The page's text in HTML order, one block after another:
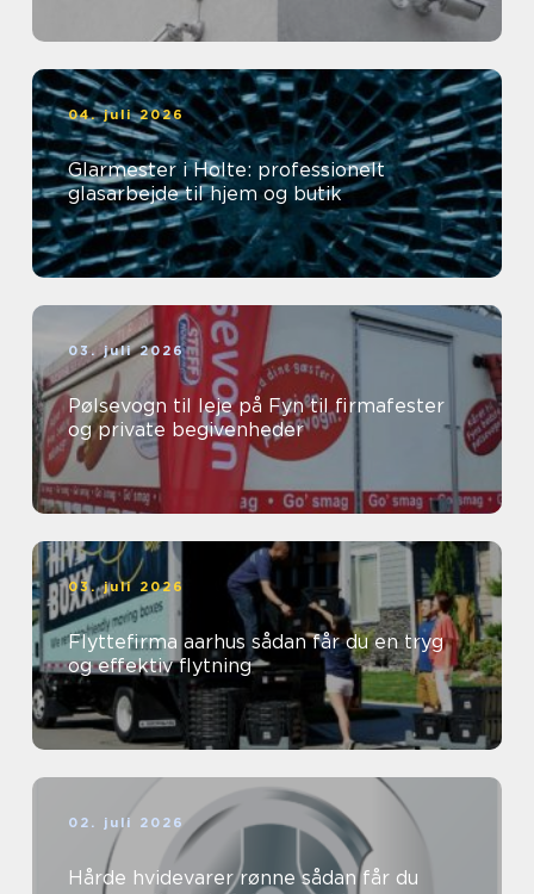
04. juli 2026
Glarmester i Holte: professionelt
glasarbejde til hjem og butik
03. juli 2026
Pølsevogn til leje på Fyn til firmafester
og private begivenheder
03. juli 2026
Flyttefirma aarhus sådan får du en tryg
og effektiv flytning
02. juli 2026
Hårde hvidevarer rønne sådan får du